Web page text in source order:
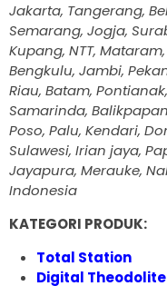
Jakarta, Tangerang,
Semarang, Jogja,
Kupang, NTT,
Bengkulu, Jambi,
Riau, Batam,
Samarinda,
Poso, Palu, Kendari,
Sulawesi, Irian jaya,
Jayapura, Merauke,
Indonesia
KATEGORI PRODUK:
Total Station
Digital Theodolite